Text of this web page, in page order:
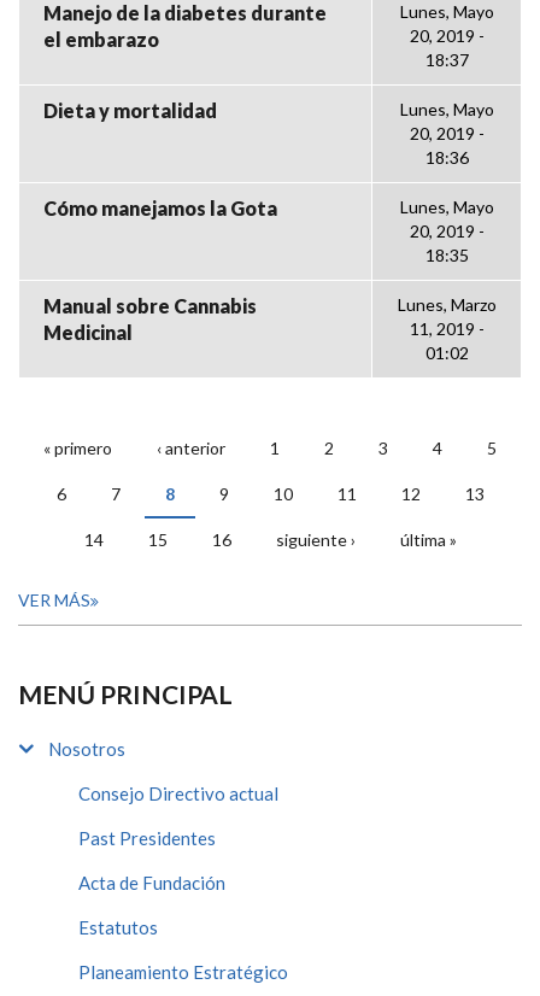
Manejo de la diabetes durante
el embarazo
Lunes, Mayo
20, 2019 -
18:37
Dieta y mortalidad
Lunes, Mayo
20, 2019 -
18:36
Cómo manejamos la Gota
Lunes, Mayo
20, 2019 -
18:35
Manual sobre Cannabis
Medicinal
Lunes, Marzo
11, 2019 -
01:02
PÁGINAS
« primero ‹ anterior 1 2 3 4 5
6 7 8 9 10 11 12 13
14 15 16 siguiente › última »
VER MÁS
MENÚ PRINCIPAL
Nosotros
Consejo Directivo actual
Past Presidentes
Acta de Fundación
Estatutos
Planeamiento Estratégico